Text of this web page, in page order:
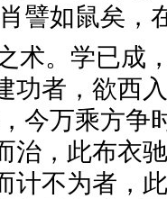
譬如鼠矣，
术。学已成
功者，欲西
今万乘方争
治，此布衣
计不为者，